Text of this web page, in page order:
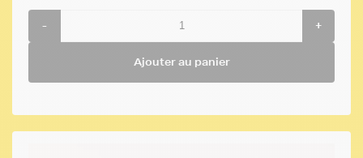
- +
Ajouter au panier